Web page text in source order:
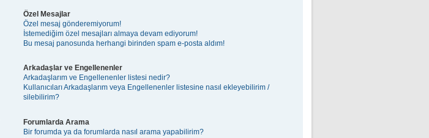
Özel Mesajlar
Özel mesaj gönderemiyorum!
İstemediğim özel mesajları almaya devam ediyorum!
Bu mesaj panosunda herhangi birinden spam e-posta aldım!
Arkadaşlar ve Engellenenler
Arkadaşlarım ve Engellenenler listesi nedir?
Kullanıcıları Arkadaşlarım veya Engellenenler listesine nasıl ekleyebilirim /
silebilirim?
Forumlarda Arama
Bir forumda ya da forumlarda nasıl arama yapabilirim?